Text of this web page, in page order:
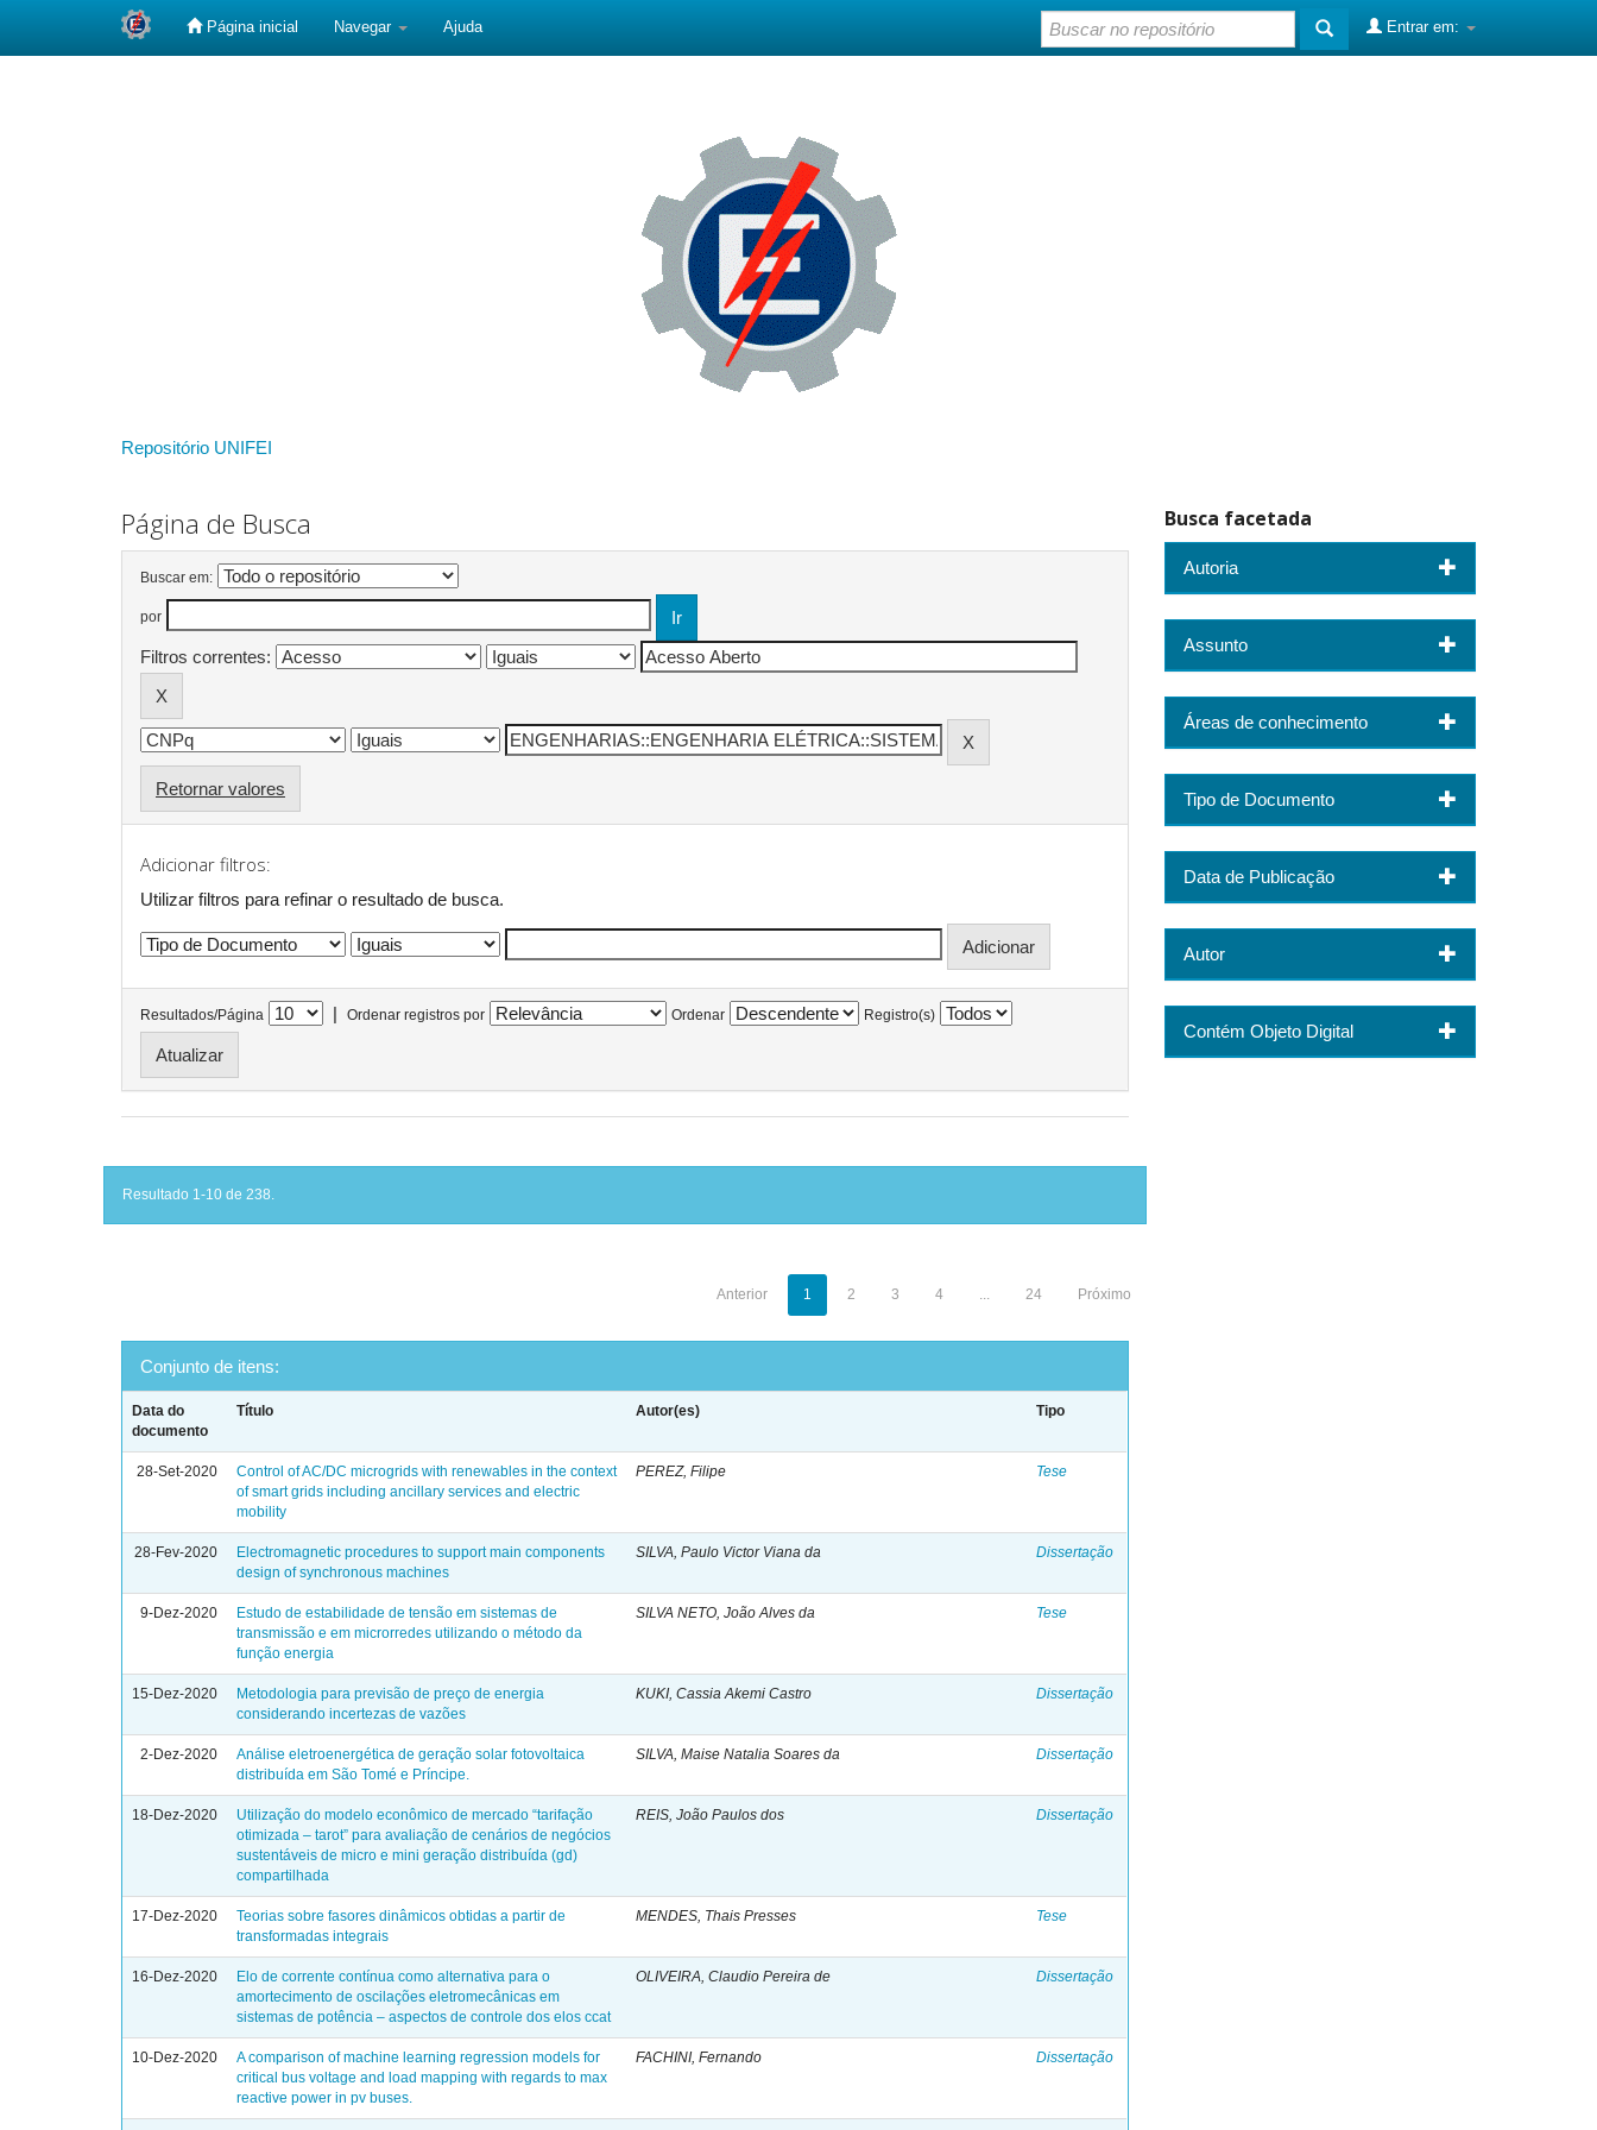
Página inicial Navegar Ajuda Entrar em:
Repositório UNIFEI
Página de Busca
Buscar em:
por
Filtros correntes:
Retornar valores
Adicionar filtros:
Utilizar filtros para refinar o resultado de busca.
Resultados/Página | Ordenar registros por Ordenar Registro(s)
Resultado 1-10 de 238.
Anterior 1 2 3 4 ... 24 Próximo
Conjunto de itens:
Data do
documento
Título Autor(es) Tipo
28-Set-2020
Control of AC/DC microgrids with renewables in the context
of smart grids including ancillary services and electric
mobility
PEREZ, Filipe Tese
28-Fev-2020
Electromagnetic procedures to support main components
design of synchronous machines
SILVA, Paulo Victor Viana da Dissertação
9-Dez-2020
Estudo de estabilidade de tensão em sistemas de
transmissão e em microrredes utilizando o método da
função energia
SILVA NETO, João Alves da Tese
15-Dez-2020
Metodologia para previsão de preço de energia
considerando incertezas de vazões
KUKI, Cassia Akemi Castro Dissertação
2-Dez-2020
Análise eletroenergética de geração solar fotovoltaica
distribuída em São Tomé e Príncipe.
SILVA, Maise Natalia Soares da Dissertação
18-Dez-2020
Utilização do modelo econômico de mercado “tarifação
otimizada – tarot” para avaliação de cenários de negócios
sustentáveis de micro e mini geração distribuída (gd)
compartilhada
REIS, João Paulos dos Dissertação
17-Dez-2020
Teorias sobre fasores dinâmicos obtidas a partir de
transformadas integrais
MENDES, Thais Presses Tese
16-Dez-2020
Elo de corrente contínua como alternativa para o
amortecimento de oscilações eletromecânicas em
sistemas de potência – aspectos de controle dos elos ccat
OLIVEIRA, Claudio Pereira de Dissertação
10-Dez-2020
A comparison of machine learning regression models for
critical bus voltage and load mapping with regards to max
reactive power in pv buses.
FACHINI, Fernando Dissertação
Busca facetada
Autoria
Assunto
Áreas de conhecimento
Tipo de Documento
Data de Publicação
Autor
Contém Objeto Digital